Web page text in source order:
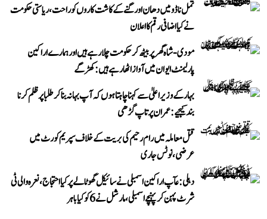
تمل ناڈو میں دھان اور گنے کے کاشت کاروں کو راحت، ریاستی حکومت
نے کیا اضافی رقم کا اعلان
مودی-شاہ گھر پر بیٹھ کر حکومت چلا رہے ہیں اور ہمارے اراکین
پارلیمنٹ ایوان میں آواز اٹھا رہے ہیں: کھڑگے
بہار کے وزیر اعلیٰ سے کہنا چاہتا ہوں کہ آپ بہانہ بنا کر طلبا پر ظلم کرنا
بند کیجیے: عمران پرتاپ گڑھی
قتل معاملہ میں رام رحیم کی بریت کے خلاف سپریم کورٹ میں
عرضی، نوٹس جاری
دہلی: عآپ اراکین اسمبلی نے سائیکل گھوٹالے پر کیا احتجاج، نعرہ والی ٹی
شرٹ پہن کر پہنچے اسمبلی، مارشل نے 6 کو کیا باہر